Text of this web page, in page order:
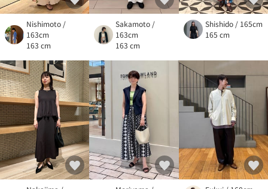
Nishimoto /
163cm
163 cm
Sakamoto /
163cm
163 cm
Shishido / 165cm
165 cm